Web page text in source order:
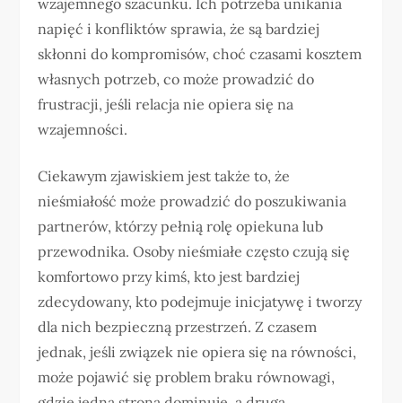
napięć i konfliktów sprawia, że są bardziej
skłonni do kompromisów, choć czasami kosztem
własnych potrzeb, co może prowadzić do
frustracji, jeśli relacja nie opiera się na
wzajemności.
Ciekawym zjawiskiem jest także to, że
nieśmiałość może prowadzić do poszukiwania
partnerów, którzy pełnią rolę opiekuna lub
przewodnika. Osoby nieśmiałe często czują się
komfortowo przy kimś, kto jest bardziej
zdecydowany, kto podejmuje inicjatywę i tworzy
dla nich bezpieczną przestrzeń. Z czasem
jednak, jeśli związek nie opiera się na równości,
może pojawić się problem braku równowagi,